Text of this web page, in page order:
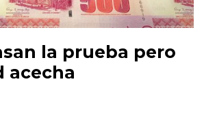
la prueba pero
acecha